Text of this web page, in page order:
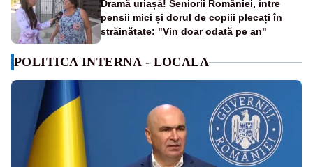
Dramă uriașă! Seniorii României, între
pensii mici și dorul de copiii plecați în
străinătate: "Vin doar odată pe an"
POLITICA INTERNA - LOCALA